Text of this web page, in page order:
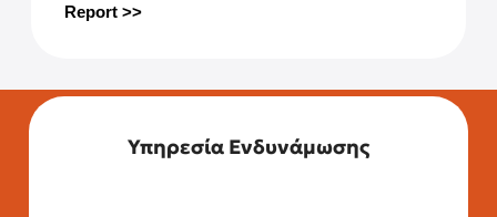
Report >>
Υπηρεσία Ενδυνάμωσης